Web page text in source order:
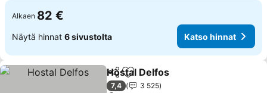
Alkaen 82 €
Näytä hinnat 6 sivustolta Katso hinnat
Jaa Lisää suosikkeihin
Hostal Delfos
7,4
3 525